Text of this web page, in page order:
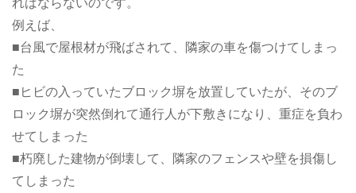
ればならないのです。
例えば、
■台風で屋根材が飛ばされて、隣家の車を傷つけてしまっ
た
■ヒビの入っていたブロック塀を放置していたが、そのブ
ロック塀が突然倒れて通行人が下敷きになり、重症を負わ
せてしまった
■朽廃した建物が倒壊して、隣家のフェンスや壁を損傷し
てしまった